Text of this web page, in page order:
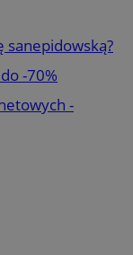
sanepidowską?
-70%
-